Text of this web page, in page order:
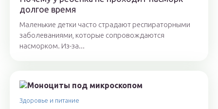
долгое время
Маленькие детки часто страдают респираторными
заболеваниями, которые сопровождаются
насморком. Из-за...
Здоровье и питание